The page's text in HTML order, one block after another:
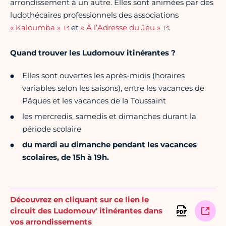
arrondissement à un autre. Elles sont animées par des
ludothécaires professionnels des associations
« Kaloumba »
et « À l’Adresse du Jeu » .
Quand trouver les Ludomouv itinérantes ?
Elles sont ouvertes les après-midis (horaires
variables selon les saisons), entre les vacances de
Pâques et les vacances de la Toussaint
les mercredis, samedis et dimanches durant la
période scolaire
du mardi au dimanche pendant les vacances
scolaires, de 15h à 19h.
Découvrez en cliquant sur ce lien le
circuit des Ludomouv' itinérantes dans
vos arrondissements